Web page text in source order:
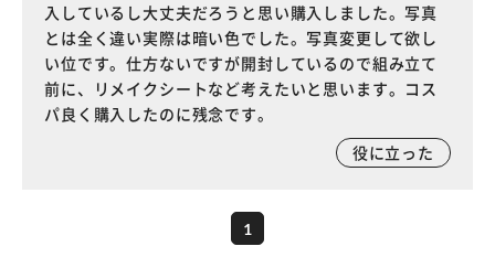
入しているし大丈夫だろうと思い購入しました。写真
とは全く違い実際は暗い色でした。写真変更して欲し
い位です。仕方ないですが開封しているので組み立て
前に、リメイクシートなど考えたいと思います。コス
パ良く購入したのに残念です。
役に立った
1